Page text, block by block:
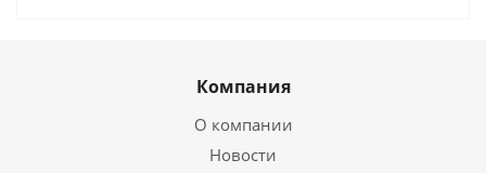
Компания
О компании
Новости